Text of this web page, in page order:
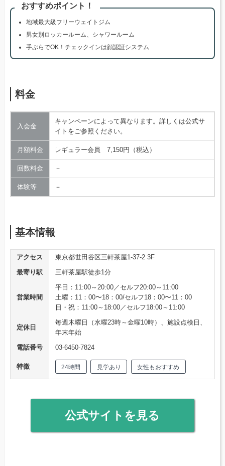
おすすめポイント！
地域最大級フリーウェイトジム
男女別ロッカールーム、シャワールーム
手ぶらでOK！チェックインは顔認証システム
料金
入会金
キャンペーンによって異なります。詳しくは公式サ
イトをご参照ください。
月額料金 レギュラー会員 7,150円（税込）
回数料金 －
体験等 －
基本情報
アクセス
東京都世田谷区三軒茶屋1-37-2 3F
最寄り駅
三軒茶屋駅徒歩1分
営業時間
平日：11:00～20:00／セルフ20:00～11:00
土曜：11：00〜18：00/セルフ18：00〜11：00
日・祝：11:00～18:00／セルフ18:00～11:00
定休日
毎週木曜日（水曜23時～金曜10時）、施設点検日、
年末年始
電話番号
03-6450-7824
特徴 24時間 見学あり 女性もおすすめ
公式サイトを見る